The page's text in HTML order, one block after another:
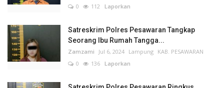
0
112 Laporkan
Satreskrim Polres Pesawaran Tangkap
Seorang Ibu Rumah Tangga...
Zamzami Jul 6, 2024 Lampung KAB. PESAWARAN
0
136 Laporkan